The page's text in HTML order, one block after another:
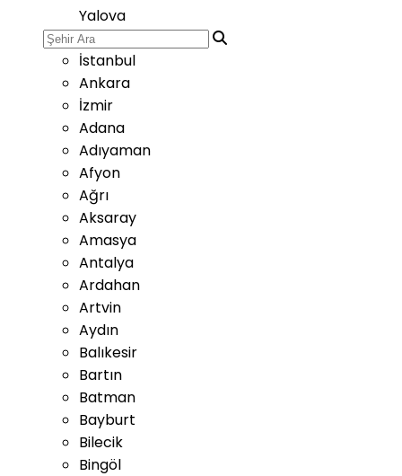
Yalova
İstanbul
Ankara
İzmir
Adana
Adıyaman
Afyon
Ağrı
Aksaray
Amasya
Antalya
Ardahan
Artvin
Aydın
Balıkesir
Bartın
Batman
Bayburt
Bilecik
Bingöl